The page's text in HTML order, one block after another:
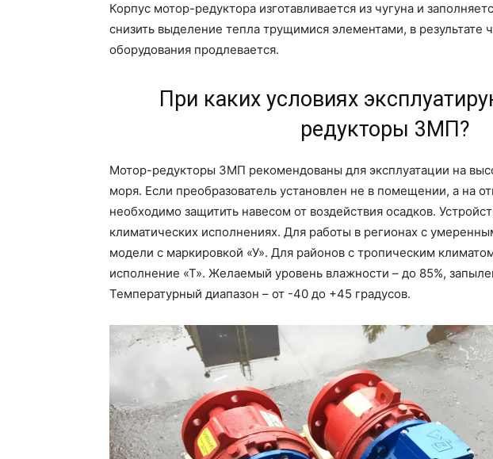
Корпус мотор-редуктора изготавливается из чугуна и
снизить выделение тепла трущимися элементами, в результате
оборудования продлевается.
При каких условиях
редукторы 3МП?
Мотор-редукторы 3МП рекомендованы для эксплуатации на
моря. Если преобразователь установлен не в помещении, а на
необходимо защитить навесом от воздействия осадков.
климатических исполнениях. Для работы в регионах с
модели с маркировкой «У». Для районов с тропическим
исполнение «Т». Желаемый уровень влажности – до 85%,
Температурный диапазон – от -40 до +45 градусов.